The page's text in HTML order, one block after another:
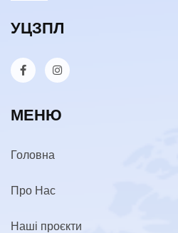
УЦЗПЛ
МЕНЮ
Головна
Про Нас
Наші проєкти